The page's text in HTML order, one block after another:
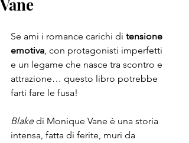
Vane
Se ami i romance carichi di tensione
emotiva, con protagonisti imperfetti
e un legame che nasce tra scontro e
attrazione… questo libro potrebbe
farti fare le fusa!
Blake di Monique Vane è una storia
intensa, fatta di ferite, muri da